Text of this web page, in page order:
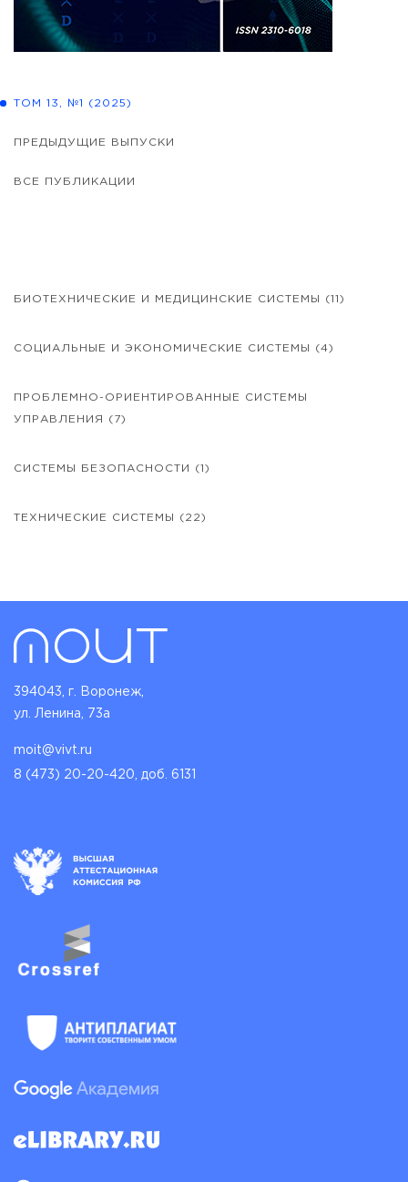
ТОМ 13, №1 (2025)
ПРЕДЫДУЩИЕ ВЫПУСКИ
ВСЕ ПУБЛИКАЦИИ
БИОТЕХНИЧЕСКИЕ И МЕДИЦИНСКИЕ СИСТЕМЫ (11)
СОЦИАЛЬНЫЕ И ЭКОНОМИЧЕСКИЕ СИСТЕМЫ (4)
ПРОБЛЕМНО-ОРИЕНТИРОВАННЫЕ СИСТЕМЫ
УПРАВЛЕНИЯ (7)
СИСТЕМЫ БЕЗОПАСНОСТИ (1)
ТЕХНИЧЕСКИЕ СИСТЕМЫ (22)
394043, г. Воронеж,
ул. Ленина, 73а
moit@vivt.ru
8 (473) 20-20-420, доб. 6131